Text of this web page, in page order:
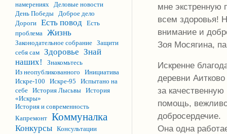
намерениях Деловые новости
День Победы Доброе дело
Дороги Есть повод Есть
проблема Жизнь
Законодательное собрание Защити
себя сам Здоровье Знай
наших!
Знакомьтесь
Из неопубликованного
Инициатива
Искре-100
Искре-95
Испытано на
себе История Лысьвы История
«Искры»
История и современность
Капремонт Коммуналка
Конкурсы Консультации
мне
всем здоровья!
внимание и
Зоя Мосягина,
Искренне
деревни
за
помощь,
добросердечие.
Она одна